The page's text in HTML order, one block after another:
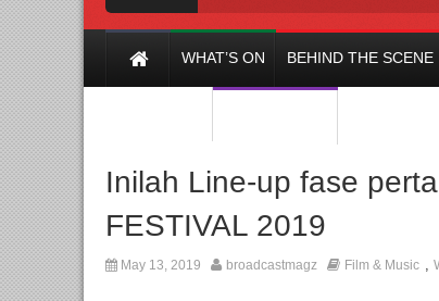
WHAT’S ON BEHIND THE SCENE
Inilah Line-up fase
FESTIVAL 2019
May 13, 2019 broadcastmagz Film & Music ,